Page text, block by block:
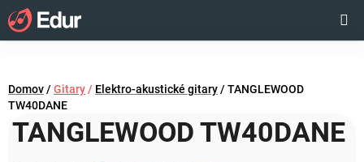
Prejsť
na
obsah
KOŠÍK
Domov/ Gitary / Elektro-akustické gitary/ TANGLEWOOD
TW40DANE
TANGLEWOOD TW40DANE